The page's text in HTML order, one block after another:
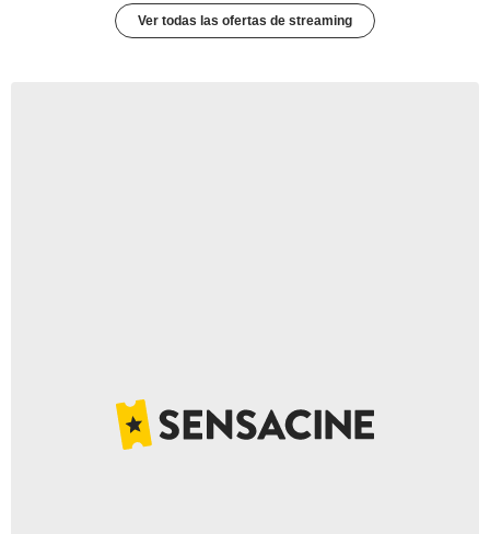
Ver todas las ofertas de streaming